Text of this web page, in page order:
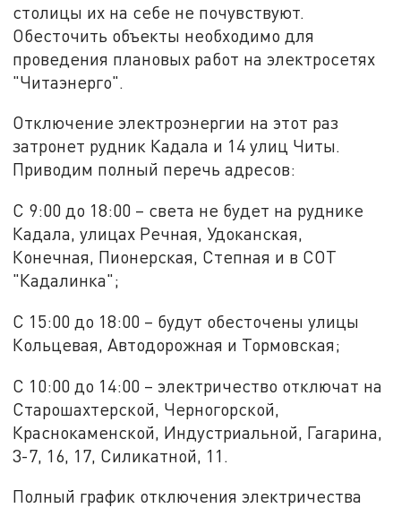
столицы их на себе не почувствуют.
Обесточить объекты необходимо для
проведения плановых работ на электросетях
"Читаэнерго".
Отключение электроэнергии на этот раз
затронет рудник Кадала и 14 улиц Читы.
Приводим полный перечь адресов:
С 9:00 до 18:00 – света не будет на руднике
Кадала, улицах Речная, Удоканская,
Конечная, Пионерская, Степная и в СОТ
"Кадалинка";
С 15:00 до 18:00 – будут обесточены улицы
Кольцевая, Автодорожная и Тормовская;
С 10:00 до 14:00 – электричество отключат на
Старошахтерской, Черногорской,
Краснокаменской, Индустриальной, Гагарина,
3-7, 16, 17, Силикатной, 11.
Полный график отключения электричества